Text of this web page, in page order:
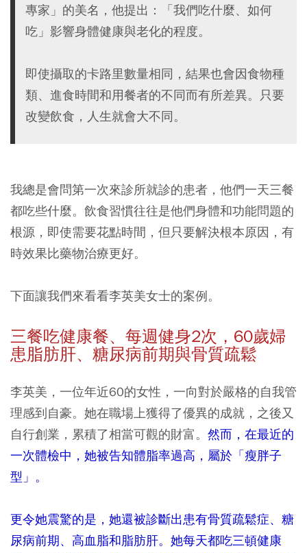
專家」的美名，他提出：「我們吃什麼、如何
吃」影響身體健康與老化的程度。
即使攝取的卡路里數量相同，結果也會因食物種
類、進食時間和用餐者的不同而有所差異。只要
改變飲食，人生就會大不同。
我總是會問第一次來診所就診的患者，他們一天三餐
都吃些什麼。飲食習慣往往是他們身體和功能問題的
根源，即使需要花點時間，但只要解決根本原因，有
時效果比藥物治療更好。
下面讓我們來看看李英美女士的案例。
三餐吃健康餐、每週健身2次，60歲婦
患脂肪肝、糖尿病前期與骨質疏鬆
李英美，一位年近60的女性，一向對於嚴格的自我管
理感到自豪。她在職場上獲得了優異的成就，之後又
自行創業，累積了相當可觀的財富。 然而，在最近的
一次體檢中，她被告知體脂率過高，屬於「瘦胖子
型」。
更令她震驚的是，她還被診斷出患有骨質疏鬆症、糖
尿病前期、高血脂和脂肪肝。她每天都吃三頓健康